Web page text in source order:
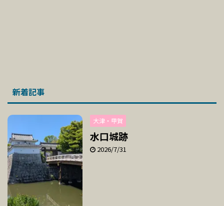
新着記事
大津・甲賀
水口城跡
2026/7/31